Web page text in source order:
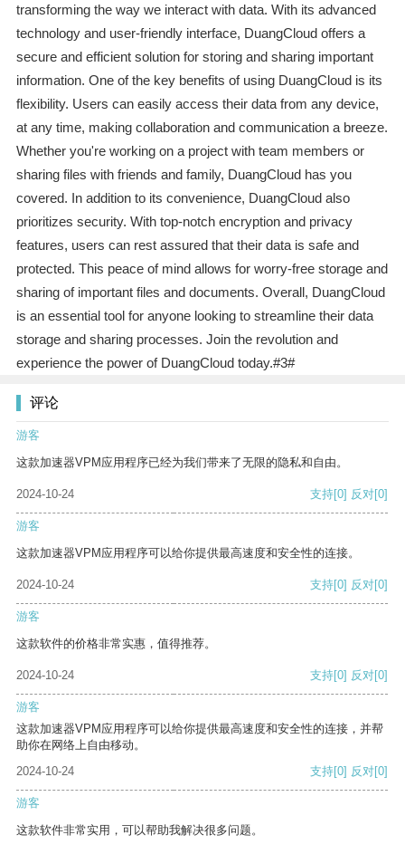
transforming the way we interact with data. With its advanced
technology and user-friendly interface, DuangCloud offers a
secure and efficient solution for storing and sharing important
information. One of the key benefits of using DuangCloud is its
flexibility. Users can easily access their data from any device,
at any time, making collaboration and communication a breeze.
Whether you're working on a project with team members or
sharing files with friends and family, DuangCloud has you
covered. In addition to its convenience, DuangCloud also
prioritizes security. With top-notch encryption and privacy
features, users can rest assured that their data is safe and
protected. This peace of mind allows for worry-free storage and
sharing of important files and documents. Overall, DuangCloud
is an essential tool for anyone looking to streamline their data
storage and sharing processes. Join the revolution and
experience the power of DuangCloud today.#3#
评论
游客
这款加速器VPM应用程序已经为我们带来了无限的隐私和自由。
2024-10-24 支持[0] 反对[0]
游客
这款加速器VPM应用程序可以给你提供最高速度和安全性的连接。
2024-10-24 支持[0] 反对[0]
游客
这款软件的价格非常实惠，值得推荐。
2024-10-24 支持[0] 反对[0]
游客
这款加速器VPM应用程序可以给你提供最高速度和安全性的连接，并帮
助你在网络上自由移动。
2024-10-24
支持[0] 反对[0]
游客
这款软件非常实用，可以帮助我解决很多问题。